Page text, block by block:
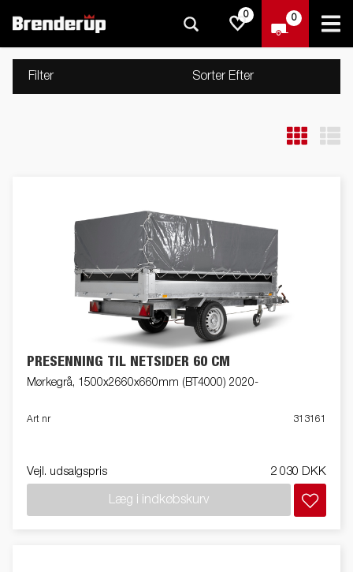
0 0
Filter Sorter Efter
PRESENNING TIL NETSIDER 60 CM
Mørkegrå, 1500x2660x660mm (BT4000) 2020-
Art nr 313161
Vejl. udsalgspris 2 030 DKK
Læg i indkøbskurv